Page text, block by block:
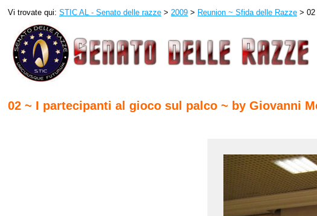
Vi trovate qui: STIC AL - Senato delle razze > 2009 > Reunion ~ Sfida delle Razze > 02
02 ~ I partecipanti al gioco sul palco ~ by Giovanni